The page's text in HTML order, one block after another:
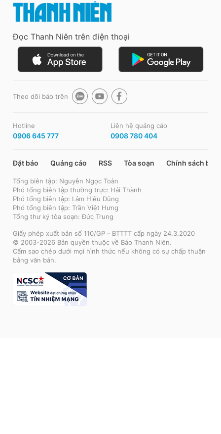
Đọc Thanh Niên trên điện thoại
Theo dõi báo trên
Hotline
0906 645 777
Liên hệ quảng cáo
0908 780 404
Đặt báo Quảng cáo RSS Tòa soạn Chính sách bảo
Tổng biên tập: Nguyễn Ngọc Toàn
Phó tổng biên tập thường trực: Hải Thành
Phó tổng biên tập: Lâm Hiếu Dũng
Phó tổng biên tập: Trần Việt Hưng
Tổng thư ký tòa soạn: Đức Trung
Giấy phép xuất bản số 110/GP - BTTTT cấp ngày 24.3.2020
© 2003-2026 Bản quyền thuộc về Báo Thanh Niên.
Cấm sao chép dưới mọi hình thức nếu không có sự chấp thuận
bằng văn bản.